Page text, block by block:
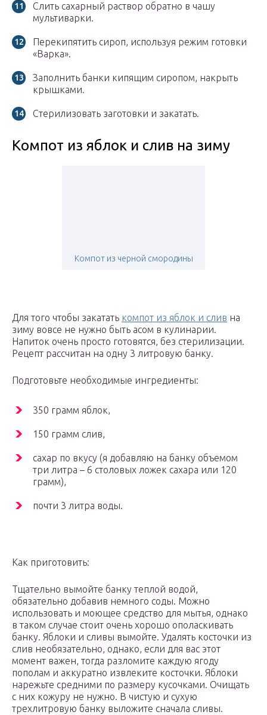
Слить сахарный раствор обратно в чашу
мультиварки.
Перекипятить сироп, используя режим готовки
«Варка».
Заполнить банки кипящим сиропом, накрыть
крышками.
Стерилизовать заготовки и закатать.
Компот из яблок и слив на зиму
Компот из черной смородины
Для того чтобы закатать компот из яблок и слив на
зиму вовсе не нужно быть асом в кулинарии.
Напиток очень просто готовятся, без стерилизации.
Рецепт рассчитан на одну 3 литровую банку.
Подготовьте необходимые ингредиенты:
350 грамм яблок,
150 грамм слив,
сахар по вкусу (я добавляю на банку объемом
три литра – 6 столовых ложек сахара или 120
грамм),
почти 3 литра воды.
Как приготовить:
Тщательно вымойте банку теплой водой,
обязательно добавив немного соды. Можно
использовать и моющее средство для мытья, однако
в таком случае стоит очень хорошо ополаскивать
банку. Яблоки и сливы вымойте. Удалять косточки из
слив необязательно, однако, если для вас этот
момент важен, тогда разломите каждую ягоду
пополам и аккуратно извлеките косточки. Яблоки
нарежьте средними по размеру кусочками. Очищать
с них кожуру не нужно. В чистую и сухую
трехлитровую банку выложите сначала сливы.